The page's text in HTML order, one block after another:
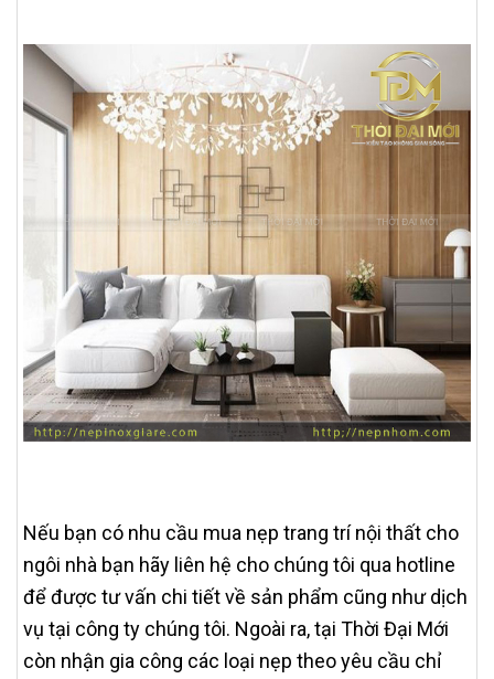
Nếu bạn có nhu cầu mua nẹp trang trí nội thất cho
ngôi nhà bạn hãy liên hệ cho chúng tôi qua hotline
để được tư vấn chi tiết về sản phẩm cũng như dịch
vụ tại công ty chúng tôi. Ngoài ra, tại Thời Đại Mới
còn nhận gia công các loại nẹp theo yêu cầu chỉ